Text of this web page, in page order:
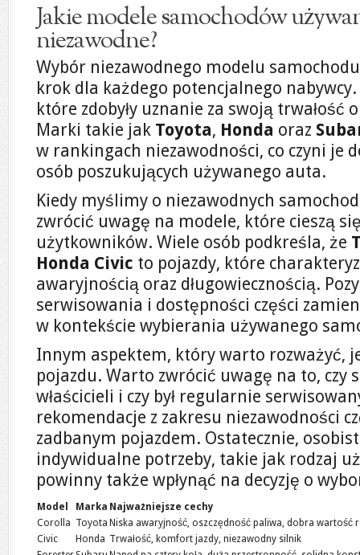
Jakie modele samochodów
niezawodne?
Wybór niezawodnego modelu
krok dla każdego potencjalnego
które zdobyły uznanie za swoją trwałość
Marki takie jak Toyota, Honda oraz
w rankingach niezawodności, co czyni je
osób poszukujących używanego auta.
Kiedy myślimy o niezawodnych
zwrócić uwagę na modele, które cieszą
użytkowników. Wiele osób podkreśla, że
Honda Civic to pojazdy, które
awaryjnością oraz długowiecznością.
serwisowania i dostępności części
w kontekście wybierania używanego
Innym aspektem, który warto rozważyć,
pojazdu. Warto zwrócić uwagę na to, czy
właścicieli i czy był regularnie
rekomendacje z zakresu niezawodności
zadbanym pojazdem. Ostatecznie,
indywidualne potrzeby, takie jak rodzaj
powinny także wpłynąć na decyzję o
Model Marka Najważniejsze cechy
Corolla Toyota Niska awaryjność, oszczędność paliwa, dobra wartość
Civic
Honda Trwałość, komfort jazdy, niezawodny silnik